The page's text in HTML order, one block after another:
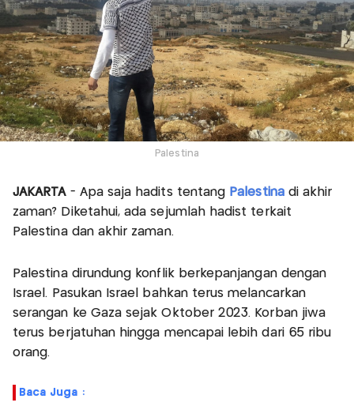
Palestina
JAKARTA- Apa saja hadits tentang Palestina di akhir
zaman? Diketahui, ada sejumlah hadist terkait
Palestina dan akhir zaman.
Palestina dirundung konflik berkepanjangan dengan
Israel. Pasukan Israel bahkan terus melancarkan
serangan ke Gaza sejak Oktober 2023. Korban jiwa
terus berjatuhan hingga mencapai lebih dari 65 ribu
orang.
Baca Juga :